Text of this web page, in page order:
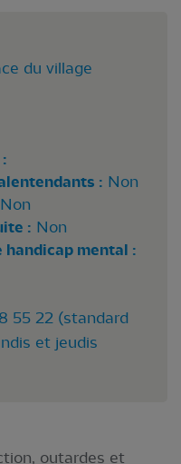
du village
: Non
Non
: Non
handicap mental :
55 22 (standard
et jeudis
outardes et